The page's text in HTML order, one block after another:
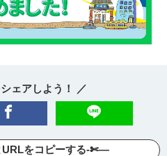
ェアしよう！ ／
URLをコピーする-✄—